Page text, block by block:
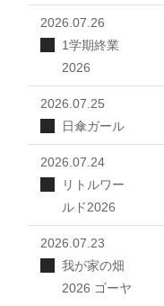
2026.07.26
1学期終業
2026
2026.07.25
日傘ガール
2026.07.24
リトルワー
ルド2026
2026.07.23
我が家の畑
2026 ゴーヤ